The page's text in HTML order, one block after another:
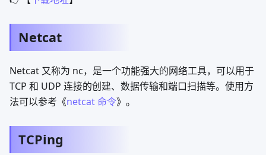
Netcat
Netcat 又称为 nc，是一个功能强大的网络工具，可以用于
TCP 和 UDP 连接的创建、数据传输和端口扫描等。使用方
法可以参考《netcat 命令》。
TCPing